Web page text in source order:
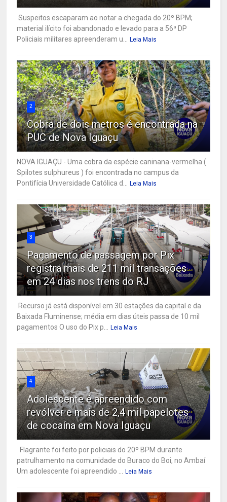
Suspeitos escaparam ao notar a chegada do 20º BPM;
material ilícito foi abandonado e levado para a 56ª DP
Policiais militares apreenderam u...
Leia Mais
2
Cobra de dois metros é encontrada na
PUC de Nova Iguaçu
NOVA IGUAÇU - Uma cobra da espécie caninana-vermelha (
Spilotes sulphureus ) foi encontrada no campus da
Pontifícia Universidade Católica d...
Leia Mais
3
Pagamento de passagem por Pix
registra mais de 211 mil transações
em 24 dias nos trens do RJ
Recurso já está disponível em 30 estações da capital e da
Baixada Fluminense; média em dias úteis passa de 10 mil
pagamentos O uso do Pix p...
Leia Mais
4
Adolescente é apreendido com
revólver e mais de 2,4 mil papelotes
de cocaína em Nova Iguaçu
Flagrante foi feito por policiais do 20º BPM durante
patrulhamento na comunidade do Buraco do Boi, no Ambaí
Um adolescente foi apreendido ...
Leia Mais